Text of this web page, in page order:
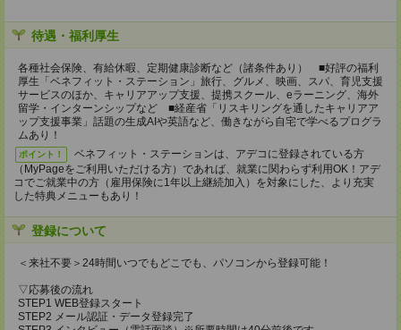
待遇・福利厚生
各種社会保険、有給休暇、定期健康診断など（諸条件あり） ■好評の福利
厚生「ベネフィット・ステーション」旅行、グルメ、映画、スパ、育児支援
サービスのほか、キャリアアップ支援、提携スクール、eラーニング、海外
留学・インターンシップなど ■経産省「リスキリングを通したキャリアア
ップ支援事業」話題の生成AIや英語など、働きながら自宅で学べるプログラ
ムあり！
ポイント！
ベネフィット・ステーションは、アデコに登録されている方
（MyPageをご利用いただける方）であれば、就業に関わらず利用OK！アデ
コでご就業中の方（雇用保険に1年以上継続加入）を対象にした、より充実
した特典メニューもあり！
登録について
＜来社不要＞24時間いつでもどこでも、パソコンから登録可能！
▽応募後の流れ
STEP1 WEB登録スタート
STEP2 メール認証・データ登録完了